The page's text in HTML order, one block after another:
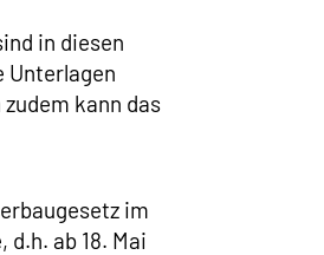
in diesen
Unterlagen
kann das
im
ab 18. Mai